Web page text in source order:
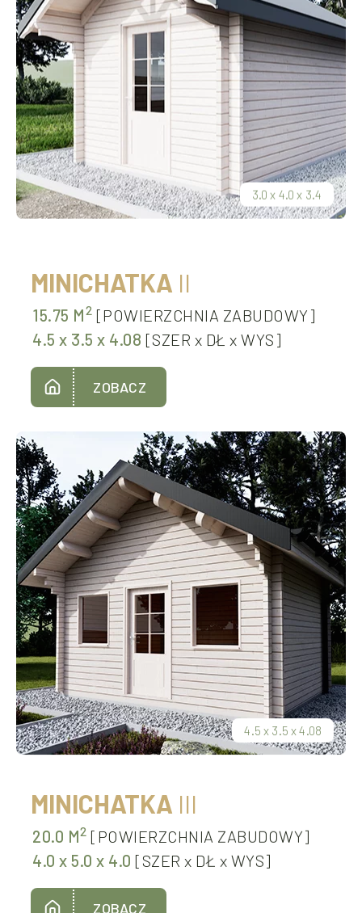
3.0 x 4.0 x 3.4
MINICHATKA II
15.75 M2 [POWIERZCHNIA ZABUDOWY]
4.5 x 3.5 x 4.08 [SZER x DŁ x WYS]
ZOBACZ
4.5 x 3.5 x4.08
MINICHATKA III
20.0 M2 [POWIERZCHNIA ZABUDOWY]
4.0 x 5.0 x 4.0 [SZER x DŁ x WYS]
ZOBACZ